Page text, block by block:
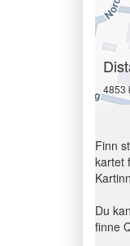
4853
Finn
kartet
Du
finne